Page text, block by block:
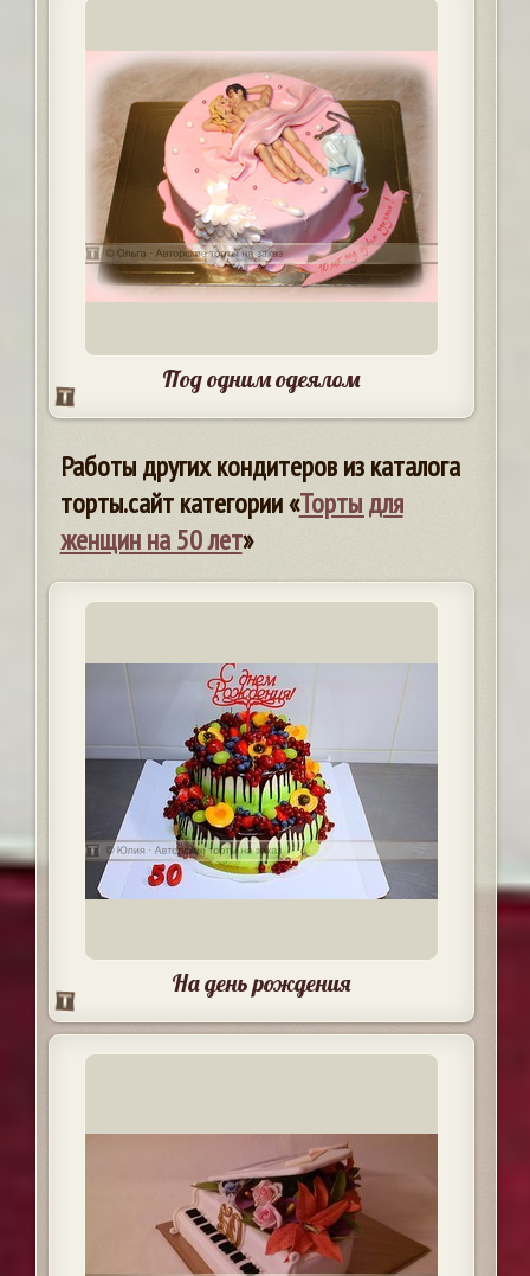
Под одним одеялом
Работы других кондитеров из каталога
торты.сайт категории «Торты для
женщин на 50 лет»
На день рождения